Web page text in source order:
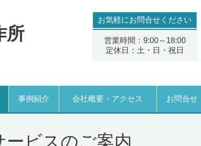
所
お気軽にお問合せください
営業時間：9:00～18:00
定休日：土・日・祝日
事例紹介 会社概要・アクセス お問合せ
ービスのご案内